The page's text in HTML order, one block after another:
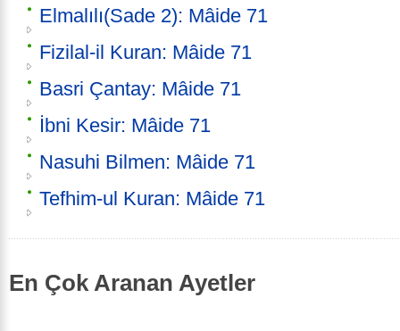
Elmalılı(Sade 2): Mâide 71
Fizilal-il Kuran: Mâide 71
Basri Çantay: Mâide 71
İbni Kesir: Mâide 71
Nasuhi Bilmen: Mâide 71
Tefhim-ul Kuran: Mâide 71
En Çok Aranan Ayetler